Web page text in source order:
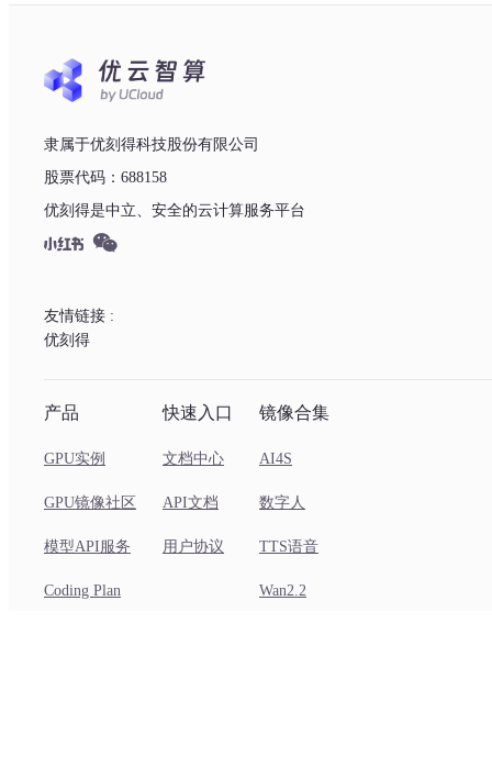
隶属于优刻得科技股份有限公司
股票代码：688158
优刻得是中立、安全的云计算服务平台
友情链接 :
优刻得
产品
GPU实例
GPU镜像社区
模型API服务
Coding Plan
快速入口
文档中心
API文档
用户协议
镜像合集
AI4S
数字人
TTS语音
Wan2.2